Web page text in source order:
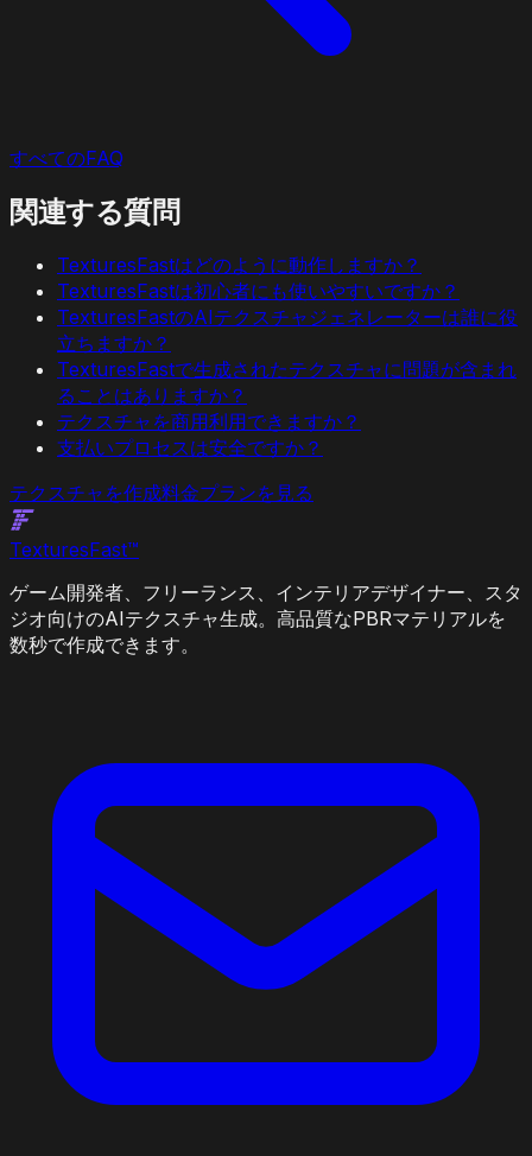
すべてのFAQ
関連する質問
TexturesFastはどのように動作しますか？
TexturesFastは初心者にも使いやすいですか？
TexturesFastのAIテクスチャジェネレーターは誰に役
立ちますか？
TexturesFastで生成されたテクスチャに問題が含まれ
ることはありますか？
テクスチャを商用利用できますか？
支払いプロセスは安全ですか？
テクスチャを作成料金プランを見る
TexturesFast™
ゲーム開発者、フリーランス、インテリアデザイナー、スタ
ジオ向けのAIテクスチャ生成。高品質なPBRマテリアルを
数秒で作成できます。